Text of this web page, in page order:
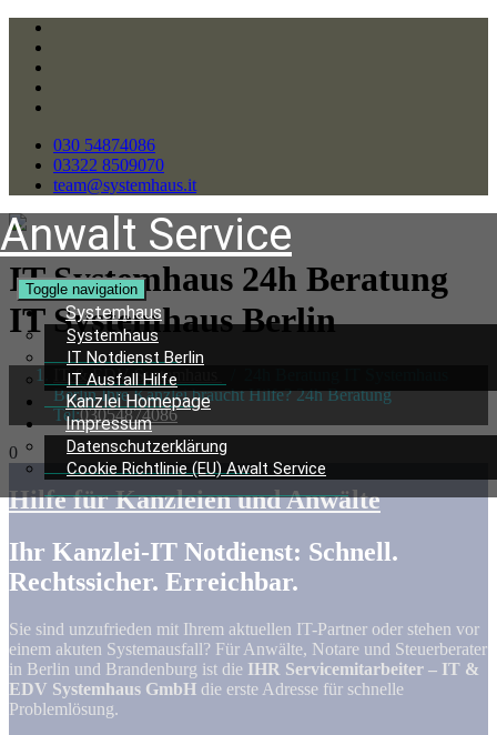
030 54874086
03322 8509070
team@systemhaus.it
Anwalt Service
Toggle navigation
Systemhaus
Systemhaus
IT Notdienst Berlin
IT Ausfall Hilfe
Kanzlei Homepage
Impressum
Datenschutzerklärung
Cookie Richtlinie (EU) Awalt Service
IT Systemhaus 24h Beratung
IT Systemhaus Berlin
IT & EDV Systemhaus
Berlin Ihre Kanzlei braucht Hilfe? 24h Beratung
Tel:03054874086
0
Hilfe für Kanzleien und Anwälte
Ihr Kanzlei-IT Notdienst: Schnell.
Rechtssicher. Erreichbar.
Sie sind unzufrieden mit Ihrem aktuellen IT-Partner oder stehen vor
einem akuten Systemausfall? Für Anwälte, Notare und Steuerberater
in Berlin und Brandenburg ist die IHR Servicemitarbeiter – IT &
EDV Systemhaus GmbH die erste Adresse für schnelle
Problemlösung.